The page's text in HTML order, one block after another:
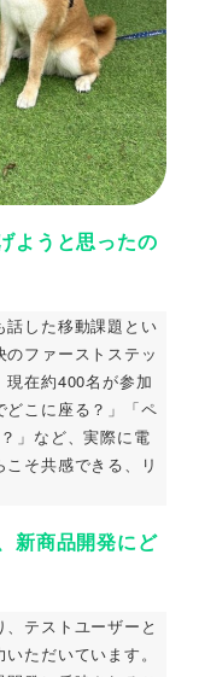
ようと思ったの
話した移動課題とい
ファーストステッ
現在約400名が参加
どこに座る？」「ペ
」など、実際に電
そ共感できる、リ
新商品開発にど
テストユーザーと
ただいています。